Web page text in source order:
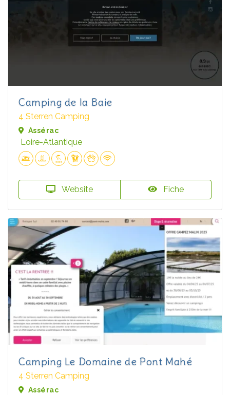
Camping de la Baie
4 Sterren Camping
Assérac
Loire-Atlantique
Website Fiche
Camping Le Domaine de Pont Mahé
4 Sterren Camping
Assérac